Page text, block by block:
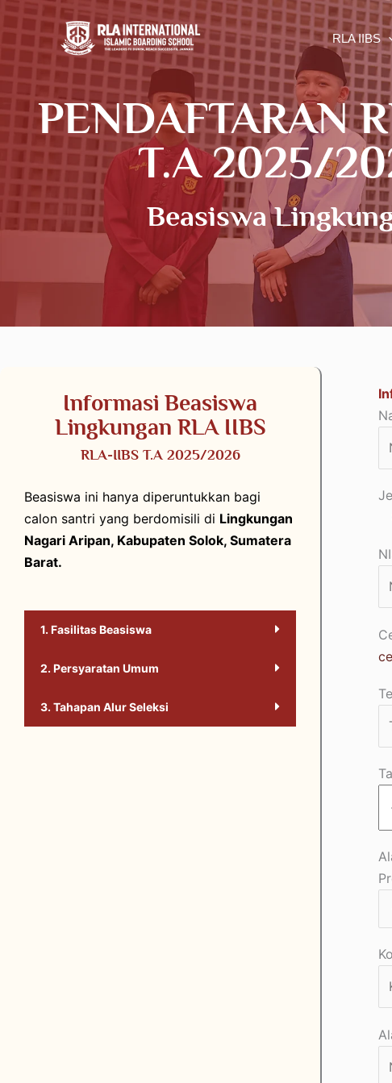
to
content
RLA IIBS
PENDAFTARAN
T.A 2025/
Beasiswa
Informasi Beasiswa
Lingkungan RLA IIBS
RLA-IIBS T.A 2025/2026
Beasiswa ini hanya diperuntukkan bagi
calon santri yang berdomisili di Lingkungan
Nagari Aripan, Kabupaten Solok, Sumatera
Barat.
1. Fasilitas Beasiswa
2. Persyaratan Umum
3. Tahapan Alur Seleksi